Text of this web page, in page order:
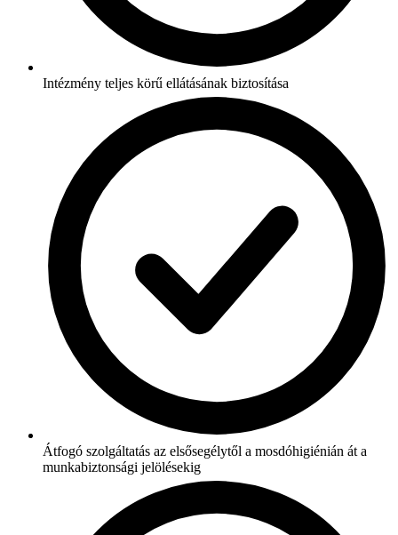
Intézmény teljes körű ellátásának biztosítása
Átfogó szolgáltatás az elsősegélytől a mosdóhigiénián át a
munkabiztonsági jelölésekig